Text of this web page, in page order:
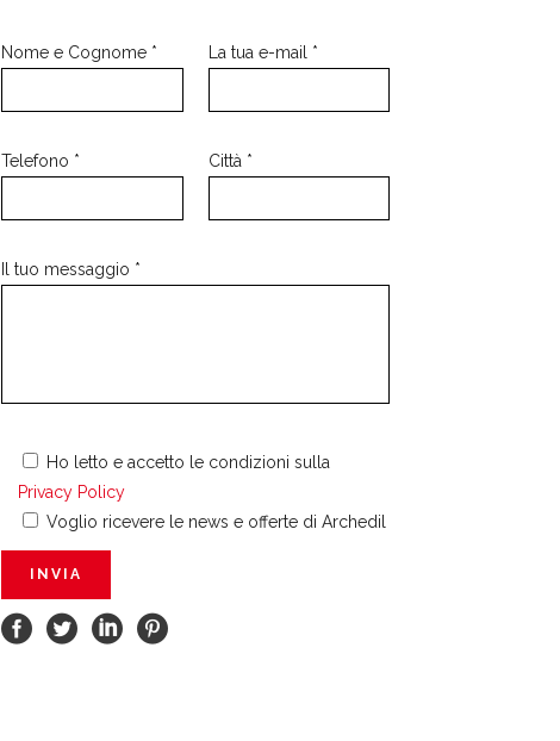
Nome e Cognome * La tua e-mail *
Telefono * Città *
Il tuo messaggio *
Ho letto e accetto le condizioni sulla
Privacy Policy
Voglio ricevere le news e offerte di Archedil